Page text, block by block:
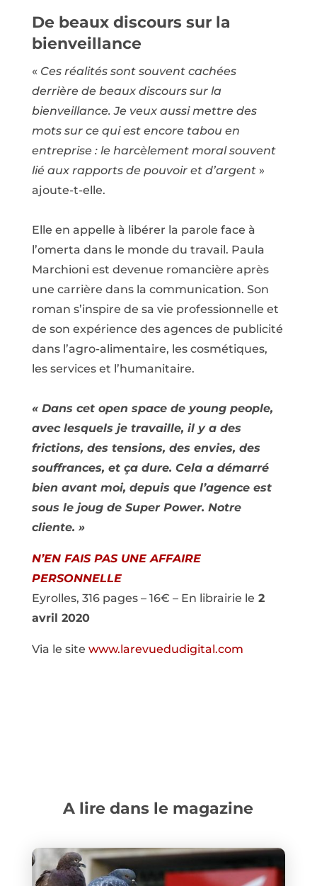
De beaux discours sur la
bienveillance
« Ces réalités sont souvent cachées
derrière de beaux discours sur la
bienveillance. Je veux aussi mettre des
mots sur ce qui est encore tabou en
entreprise : le harcèlement moral souvent
lié aux rapports de pouvoir et d’argent»
ajoute-t-elle.
Elle en appelle à libérer la parole face à
l’omerta dans le monde du travail. Paula
Marchioni est devenue romancière après
une carrière dans la communication. Son
roman s’inspire de sa vie professionnelle et
de son expérience des agences de publicité
dans l’agro-alimentaire, les cosmétiques,
les services et l’humanitaire.
« Dans cet open space de young people,
avec lesquels je travaille, il y a des
frictions, des tensions, des envies, des
souffrances, et ça dure. Cela a démarré
bien avant moi, depuis que l’agence est
sous le joug de Super Power. Notre
cliente. »
N’EN FAIS PAS UNE AFFAIRE
PERSONNELLE
Eyrolles, 316 pages – 16€ – En librairie le 2
avril 2020
Via le site www.larevuedudigital.com
A lire dans le magazine